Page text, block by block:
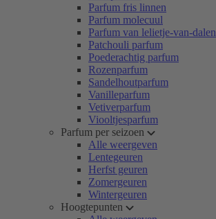
Parfum fris linnen
Parfum molecuul
Parfum van lelietje-van-dalen
Patchouli parfum
Poederachtig parfum
Rozenparfum
Sandelhoutparfum
Vanilleparfum
Vetiverparfum
Viooltjesparfum
Parfum per seizoen
Alle weergeven
Lentegeuren
Herfst geuren
Zomergeuren
Wintergeuren
Hoogtepunten